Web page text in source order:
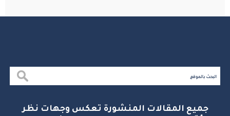
جميع المقالات المنشورة تعكس وجهات نظر